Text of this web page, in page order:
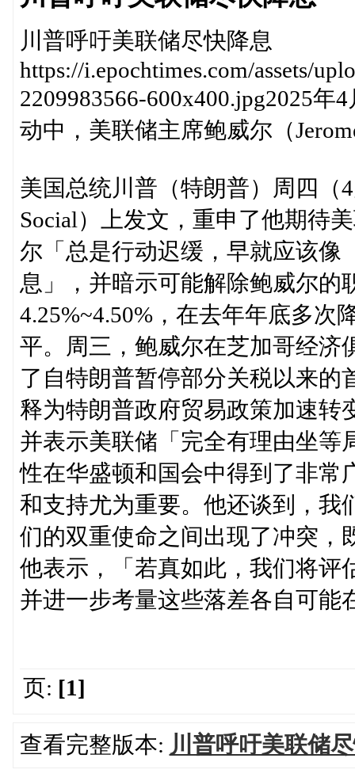
川普呼吁美联储尽快降息
https://i.epochtimes.com/assets/
2209983566-600x400.jpg2025
动中，美联储主席鲍威尔（
美国总统川普（特朗普）周四（
Social）上发文，重申了他期待
尔「总是行动迟缓，早就应该像
息」，并暗示可能解除鲍威尔的
4.25%~4.50%，在去年年底多次
平。周三，鲍威尔在芝加哥经济
了自特朗普暂停部分关税以来的
释为特朗普政府贸易政策加速转
并表示美联储「完全有理由坐等
性在华盛顿和国会中得到了非常
和支持尤为重要。他还谈到，我
们的双重使命之间出现了冲突，
他表示，「若真如此，我们将评
并进一步考量这些落差各自可能
页: [1]
查看完整版本: 川普呼吁美联储